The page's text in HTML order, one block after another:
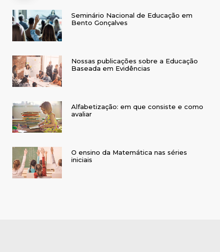
Seminário Nacional de Educação em
Bento Gonçalves
Nossas publicações sobre a Educação
Baseada em Evidências
Alfabetização: em que consiste e como
avaliar
O ensino da Matemática nas séries
iniciais